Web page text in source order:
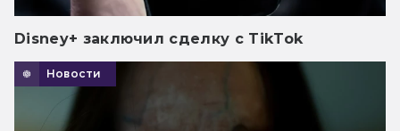
Disney+ заключил сделку с TikTok
Новости